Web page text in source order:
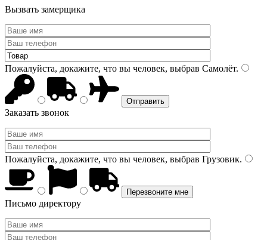
Вызвать замерщика
Пожалуйста, докажите, что вы человек, выбрав Самолёт.
Заказать звонок
Пожалуйста, докажите, что вы человек, выбрав Грузовик.
Письмо директору